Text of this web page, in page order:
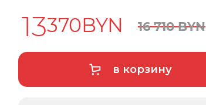
16 710BYN
13370BYN
в корзину